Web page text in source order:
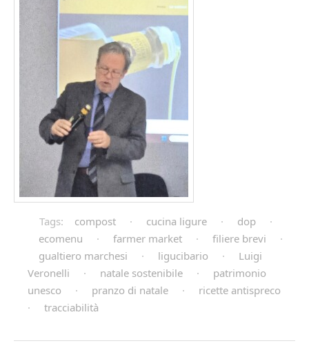
Tags: compost · cucina ligure · dop
·
ecomenu
· farmer market · filiere brevi
·
gualtiero marchesi
· ligucibario ·
Luigi
Veronelli
· natale sostenibile ·
patrimonio
unesco
· pranzo di natale ·
ricette antispreco
·
tracciabilità